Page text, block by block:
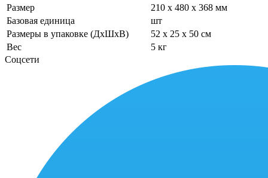
Размер
210 x 480 x 368 мм
Базовая единица
шт
Размеры в упаковке (ДхШхВ)
52 x 25 x 50 см
Вес
5 кг
Соцсети